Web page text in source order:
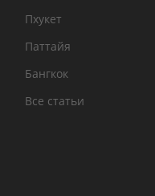
Пхукет
Паттайя
Бангкок
Все статьи